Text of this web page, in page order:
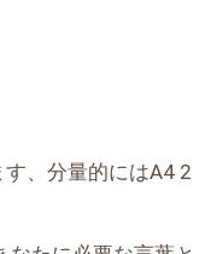
、分量的にはA4 2